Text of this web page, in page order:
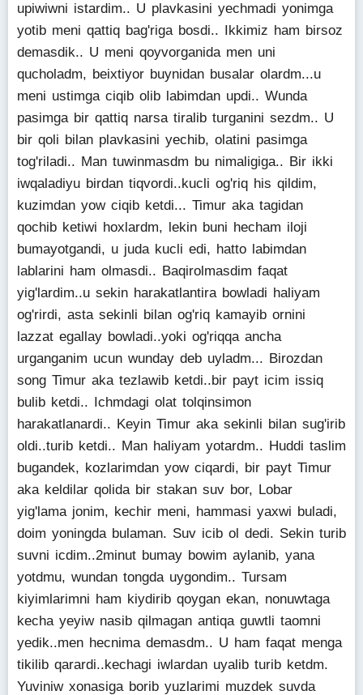
upiwiwni istardim.. U plavkasini yechmadi yonimga
yotib meni qattiq bag'riga bosdi.. Ikkimiz ham birsoz
demasdik.. U meni qoyvorganida men uni
qucholadm, beixtiyor buynidan busalar olardm...u
meni ustimga ciqib olib labimdan updi.. Wunda
pasimga bir qattiq narsa tiralib turganini sezdm.. U
bir qoli bilan plavkasini yechib, olatini pasimga
tog'riladi.. Man tuwinmasdm bu nimaligiga.. Bir ikki
iwqaladiyu birdan tiqvordi..kucli og'riq his qildim,
kuzimdan yow ciqib ketdi... Timur aka tagidan
qochib ketiwi hoxlardm, lekin buni hecham iloji
bumayotgandi, u juda kucli edi, hatto labimdan
lablarini ham olmasdi.. Baqirolmasdim faqat
yig'lardim..u sekin harakatlantira bowladi haliyam
og'rirdi, asta sekinli bilan og'riq kamayib ornini
lazzat egallay bowladi..yoki og'riqqa ancha
urganganim ucun wunday deb uyladm... Birozdan
song Timur aka tezlawib ketdi..bir payt icim issiq
bulib ketdi.. Ichmdagi olat tolqinsimon
harakatlanardi.. Keyin Timur aka sekinli bilan sug'irib
oldi..turib ketdi.. Man haliyam yotardm.. Huddi taslim
bugandek, kozlarimdan yow ciqardi, bir payt Timur
aka keldilar qolida bir stakan suv bor, Lobar
yig'lama jonim, kechir meni, hammasi yaxwi buladi,
doim yoningda bulaman. Suv icib ol dedi. Sekin turib
suvni icdim..2minut bumay bowim aylanib, yana
yotdmu, wundan tongda uygondim.. Tursam
kiyimlarimni ham kiydirib qoygan ekan, nonuwtaga
kecha yeyiw nasib qilmagan antiqa guwtli taomni
yedik..men hecnima demasdm.. U ham faqat menga
tikilib qarardi..kechagi iwlardan uyalib turib ketdm.
Yuviniw xonasiga borib yuzlarimi muzdek suvda